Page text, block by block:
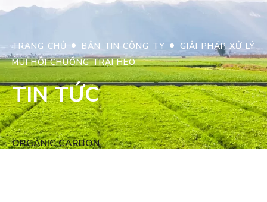
ORGANIC CARBON
TRANG CHỦ • BẢN TIN CÔNG TY •GIẢI PHÁP XỬ LÝ
MÙI HÔI CHUỒNG TRẠI HEO
TIN TỨC